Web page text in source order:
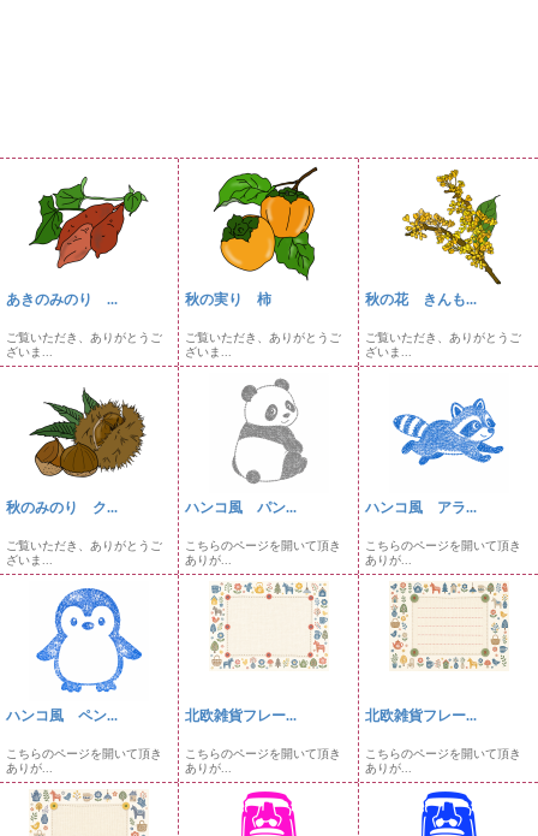
あきのみのり ...
ご覧いただき、ありがとうご
ざいま...
秋の実り 柿
ご覧いただき、ありがとうご
ざいま...
秋の花 きんも...
ご覧いただき、ありがとうご
ざいま...
秋のみのり ク...
ご覧いただき、ありがとうご
ざいま...
ハンコ風 パン...
こちらのページを開いて頂き
ありが...
ハンコ風 アラ...
こちらのページを開いて頂き
ありが...
ハンコ風 ペン...
こちらのページを開いて頂き
ありが...
北欧雑貨フレー...
こちらのページを開いて頂き
ありが...
北欧雑貨フレー...
こちらのページを開いて頂き
ありが...